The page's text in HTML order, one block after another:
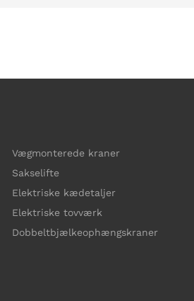
Vægmonterede kraner
Sakselifte
Elektriske kædetaljer
Elektriske tovværk
Dobbeltbjælkeophængskraner